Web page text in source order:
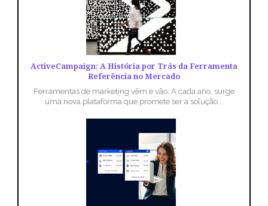
ActiveCampaign: A História por Trás da Ferramenta
Referência no Mercado
Ferramentas de marketing vêm e vão. A cada ano, surge
uma nova plataforma que promete ser a solução...